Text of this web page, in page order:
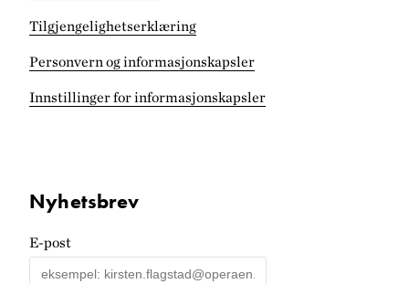
Tilgjengelighets­erklæring
Personvern og informasjonskapsler
Innstillinger for informasjonskapsler
Nyhetsbrev
E-post